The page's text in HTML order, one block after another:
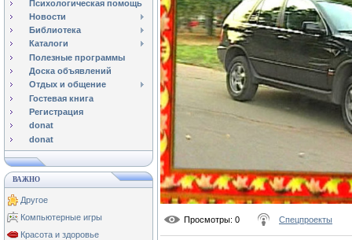
Психологическая помощь
Новости
Библиотека
Каталоги
Полезные программы
Доска объявлений
Отдых и общение
Гостевая книга
Регистрация
donat
donat
ВАЖНО
Другое
Компьютерные игры
Красота и здоровье
Просмотры: 0 Спецпроекты